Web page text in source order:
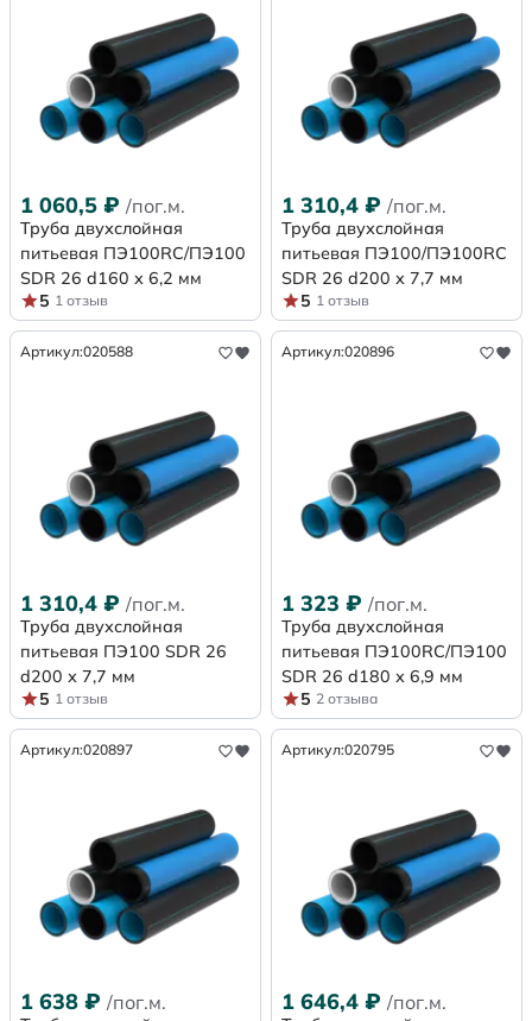
1 060,5 ₽ /пог.м.
Труба двухслойная
питьевая ПЭ100RC/ПЭ100
SDR 26 d160 х 6,2 мм
5 1 отзыв
1 310,4 ₽ /пог.м.
Труба двухслойная
питьевая ПЭ100/ПЭ100RC
SDR 26 d200 х 7,7 мм
5 1 отзыв
Артикул:020588
1 310,4 ₽ /пог.м.
Труба двухслойная
питьевая ПЭ100 SDR 26
d200 х 7,7 мм
5 1 отзыв
Артикул:020896
1 323 ₽ /пог.м.
Труба двухслойная
питьевая ПЭ100RC/ПЭ100
SDR 26 d180 х 6,9 мм
5 2 отзыва
Артикул:020897
1 638 ₽ /пог.м.
Артикул:020795
1 646,4 ₽ /пог.м.